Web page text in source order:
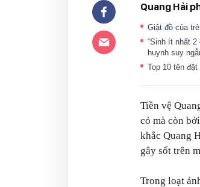
Quang Hải
Giật đồ của
“Sinh ít nhất
huynh suy
Top 10 tên
Tiền vệ
cỏ mà còn
khắc Quang
gây sốt trên
Trong loạt